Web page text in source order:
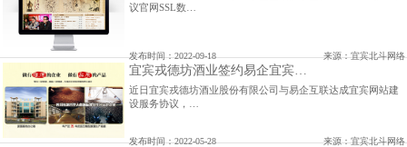
议官网SSL数…
宜宾戎德坊酒业签约易企宜宾…
近日宜宾戎德坊酒业股份有限公司与易企互联达成宜宾网站建
设服务协议，…
发布时间：2022-09-18 来源：宜宾北斗网络
发布时间：2022-05-28 来源：宜宾北斗网络